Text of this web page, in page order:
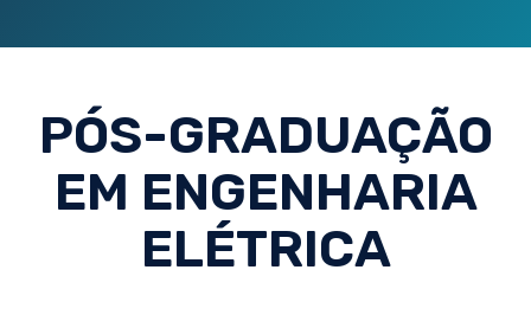
PÓS-GRADUAÇÃO
EM ENGENHARIA
ELÉTRICA